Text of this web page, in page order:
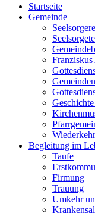
Startseite
Gemeinde
Begleitung im
Taufe
Firmung
Trauung
Umkehr